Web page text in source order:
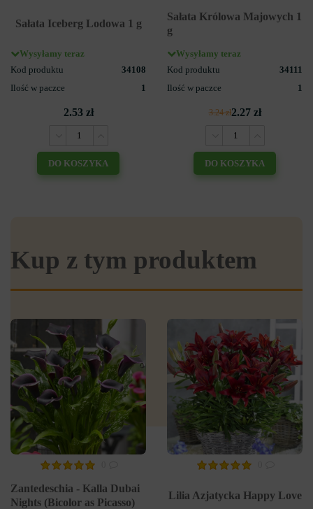
Sałata Iceberg Lodowa 1 g
Wysyłamy teraz
Kod produktu
34108
Ilość w paczce
1
2.53 zł
DO KOSZYKA
Sałata Królowa Majowych 1
g
Wysyłamy teraz
Kod produktu
34111
Ilość w paczce
1
3.24 zł2.27 zł
DO KOSZYKA
Kup z tym produktem
Zantedeschia - Kalla Dubai
Nights (Bicolor as Picasso)
Lilia Azjatycka Happy Love